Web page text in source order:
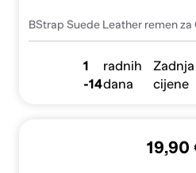
1
-14
radnih
dana
cijene
19,90